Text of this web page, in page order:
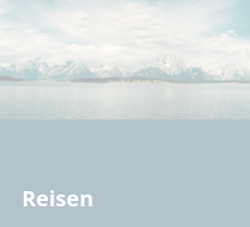
Reisen